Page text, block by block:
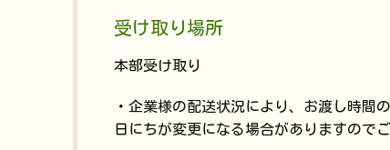
受け取り場所
本部受け取り
・企業様の配送状況により、お渡し時間
日にちが変更になる場合がありますので